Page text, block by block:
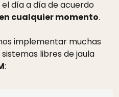
día a día de acuerdo
cualquier momento.
implementar muchas
libres de jaula
: